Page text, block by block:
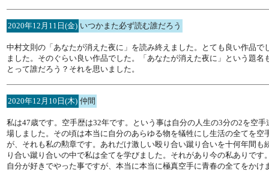
2020年12月11日(金) いつかまた必ず読む誰だろう
中村文則の「あなたが消えた夜に」を読み終えました。とても良い作品
ました。そのぐらい良い作品でした。「あなたが消えた夜に」という題
とって誰だろう？それを思いました。
2020年12月10日(木) 仲間
私は47歳です。空手歴は32年です。という事は自分の人生の3分の2を空
場しました。その頃は本当に自分のあらゆる物を犠牲にし生活の全てを
が、それも私の勲章です。あれだけ激しい殴り合い蹴り合いを十何年間
り合い蹴り合いの中で私は全てを学びました。それがあり今の私ありで
自分が好きでやった事ですが、本当に本当に極真空手に青春の全てをか